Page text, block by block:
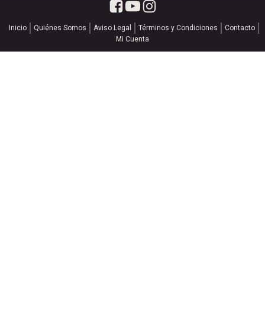
Inicio Quiénes Somos Aviso Legal Términos y Condiciones
Contacto
Mi Cuenta